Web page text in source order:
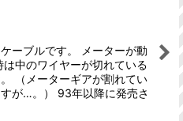
ーブルです。 メーターが動
中のワイヤーが切れている
（メーターギアが割れてい
が…。） 93年以降に発売さ